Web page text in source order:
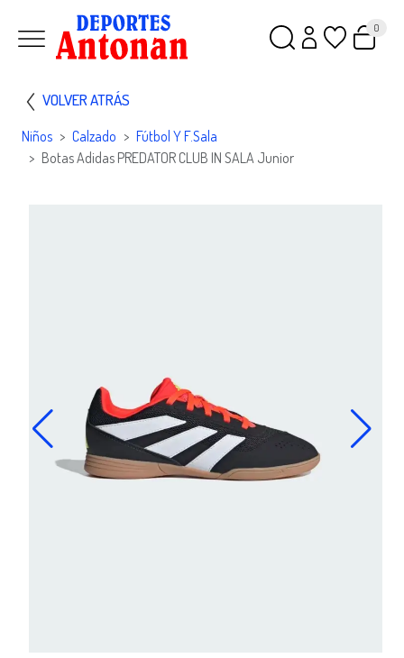
0
VOLVER ATRÁS
Niños Calzado
Fútbol Y F.sala
Botas Adidas PREDATOR CLUB IN SALA Junior